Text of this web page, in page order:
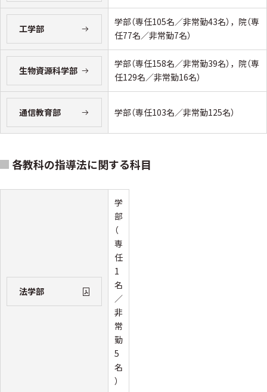
工学部
学部（専任105名／非常勤43名），院（専
任77名／非常勤7名）
生物資源科学部
学部（専任158名／非常勤39名），院（専
任129名／非常勤16名）
通信教育部 学部（専任103名／非常勤125名）
各教科の指導法に関する科目
法学部
学
部
（
専
任
1
名
／
非
常
勤
5
名
）